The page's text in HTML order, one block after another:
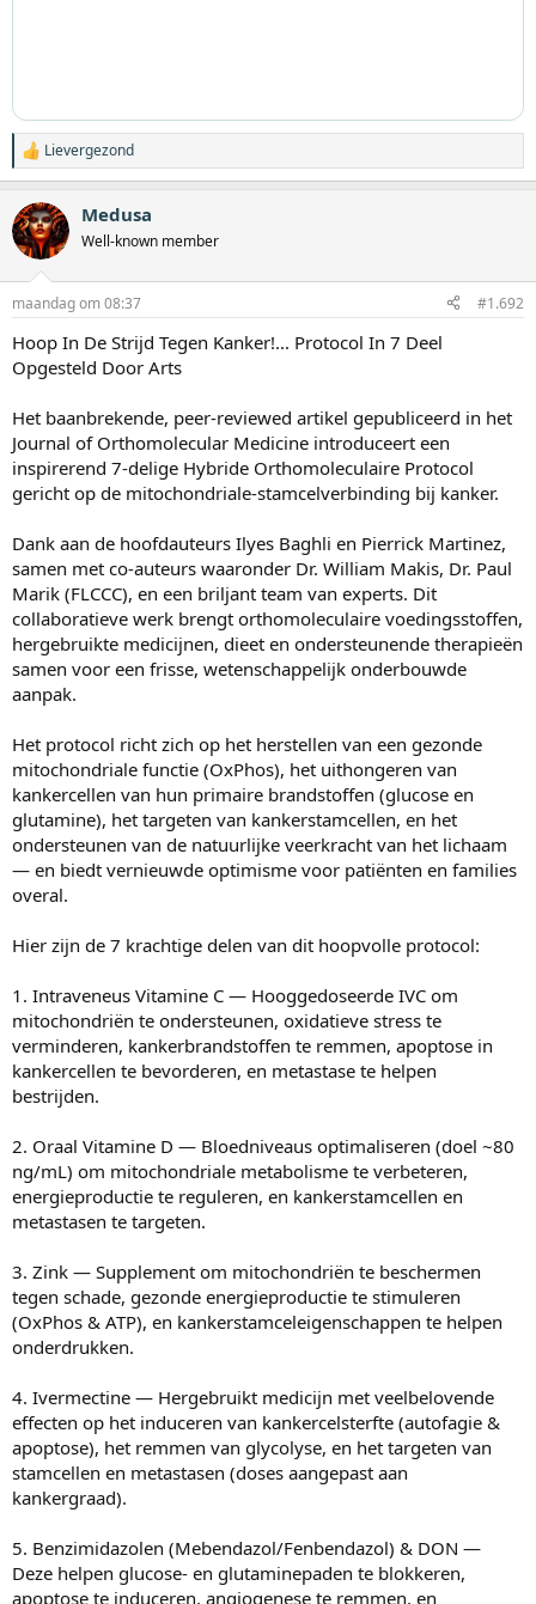
W
a
r
d
e
n
e
n
Lievergezond
Medusa
Well-known member
maandag om 08:37 #1.692
Hoop In De Strijd Tegen Kanker!... Protocol In 7 Deel
Opgesteld Door Arts
Het baanbrekende, peer-reviewed artikel gepubliceerd in het
Journal of Orthomolecular Medicine introduceert een
inspirerend 7-delige Hybride Orthomoleculaire Protocol
gericht op de mitochondriale-stamcelverbinding bij kanker.
Dank aan de hoofdauteurs Ilyes Baghli en Pierrick Martinez,
samen met co-auteurs waaronder Dr. William Makis, Dr. Paul
Marik (FLCCC), en een briljant team van experts. Dit
collaboratieve werk brengt orthomoleculaire voedingsstoffen,
hergebruikte medicijnen, dieet en ondersteunende therapieën
samen voor een frisse, wetenschappelijk onderbouwde
aanpak.
Het protocol richt zich op het herstellen van een gezonde
mitochondriale functie (OxPhos), het uithongeren van
kankercellen van hun primaire brandstoffen (glucose en
glutamine), het targeten van kankerstamcellen, en het
ondersteunen van de natuurlijke veerkracht van het lichaam
— en biedt vernieuwde optimisme voor patiënten en families
overal.
Hier zijn de 7 krachtige delen van dit hoopvolle protocol:
1. Intraveneus Vitamine C — Hooggedoseerde IVC om
mitochondriën te ondersteunen, oxidatieve stress te
verminderen, kankerbrandstoffen te remmen, apoptose in
kankercellen te bevorderen, en metastase te helpen
bestrijden.
2. Oraal Vitamine D — Bloedniveaus optimaliseren (doel ~80
ng/mL) om mitochondriale metabolisme te verbeteren,
energieproductie te reguleren, en kankerstamcellen en
metastasen te targeten.
3. Zink — Supplement om mitochondriën te beschermen
tegen schade, gezonde energieproductie te stimuleren
(OxPhos & ATP), en kankerstamceleigenschappen te helpen
onderdrukken.
4. Ivermectine — Hergebruikt medicijn met veelbelovende
effecten op het induceren van kankercelsterfte (autofagie &
apoptose), het remmen van glycolyse, en het targeten van
stamcellen en metastasen (doses aangepast aan
kankergraad).
5. Benzimidazolen (Mebendazol/Fenbendazol) & DON —
Deze helpen glucose- en glutaminepaden te blokkeren,
apoptose te induceren, angiogenese te remmen, en